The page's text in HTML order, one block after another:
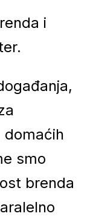
i
domaćih
smo
brenda